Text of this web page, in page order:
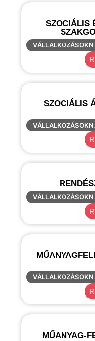
SZOCIÁLIS
SZOCIÁLIS
MŰANYAG-